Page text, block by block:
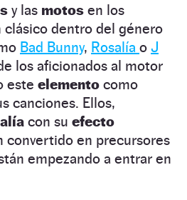
y las motos en los
clásico dentro del género
Bad Bunny, Rosalía o J
los aficionados al motor
este elemento como
canciones. Ellos,
con su efecto
convertido en precursores
empezando a entrar en